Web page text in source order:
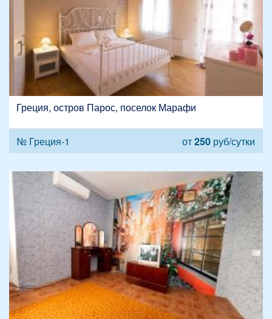
Греция, остров Парос, поселок Марафи
№ Греция-1 от250 руб/сутки